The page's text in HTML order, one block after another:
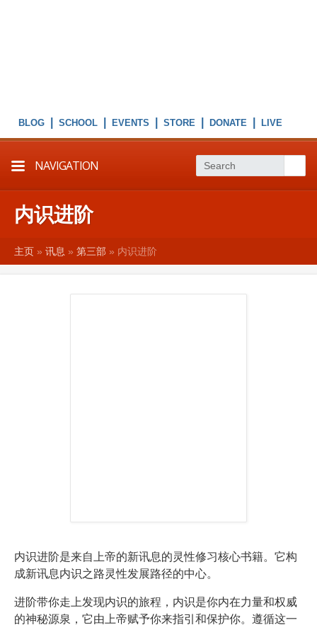
NAVIGATION
内识进阶
主页 » 讯息 » 第三部 » 内识进阶
内识进阶是来自上帝的新讯息的灵性修习核心书籍。它构
成新讯息内识之路灵性发展路径的中心。
进阶带你走上发现内识的旅程，内识是你内在力量和权威
的神秘源泉，它由上帝赋予你来指引和保护你。遵循这一